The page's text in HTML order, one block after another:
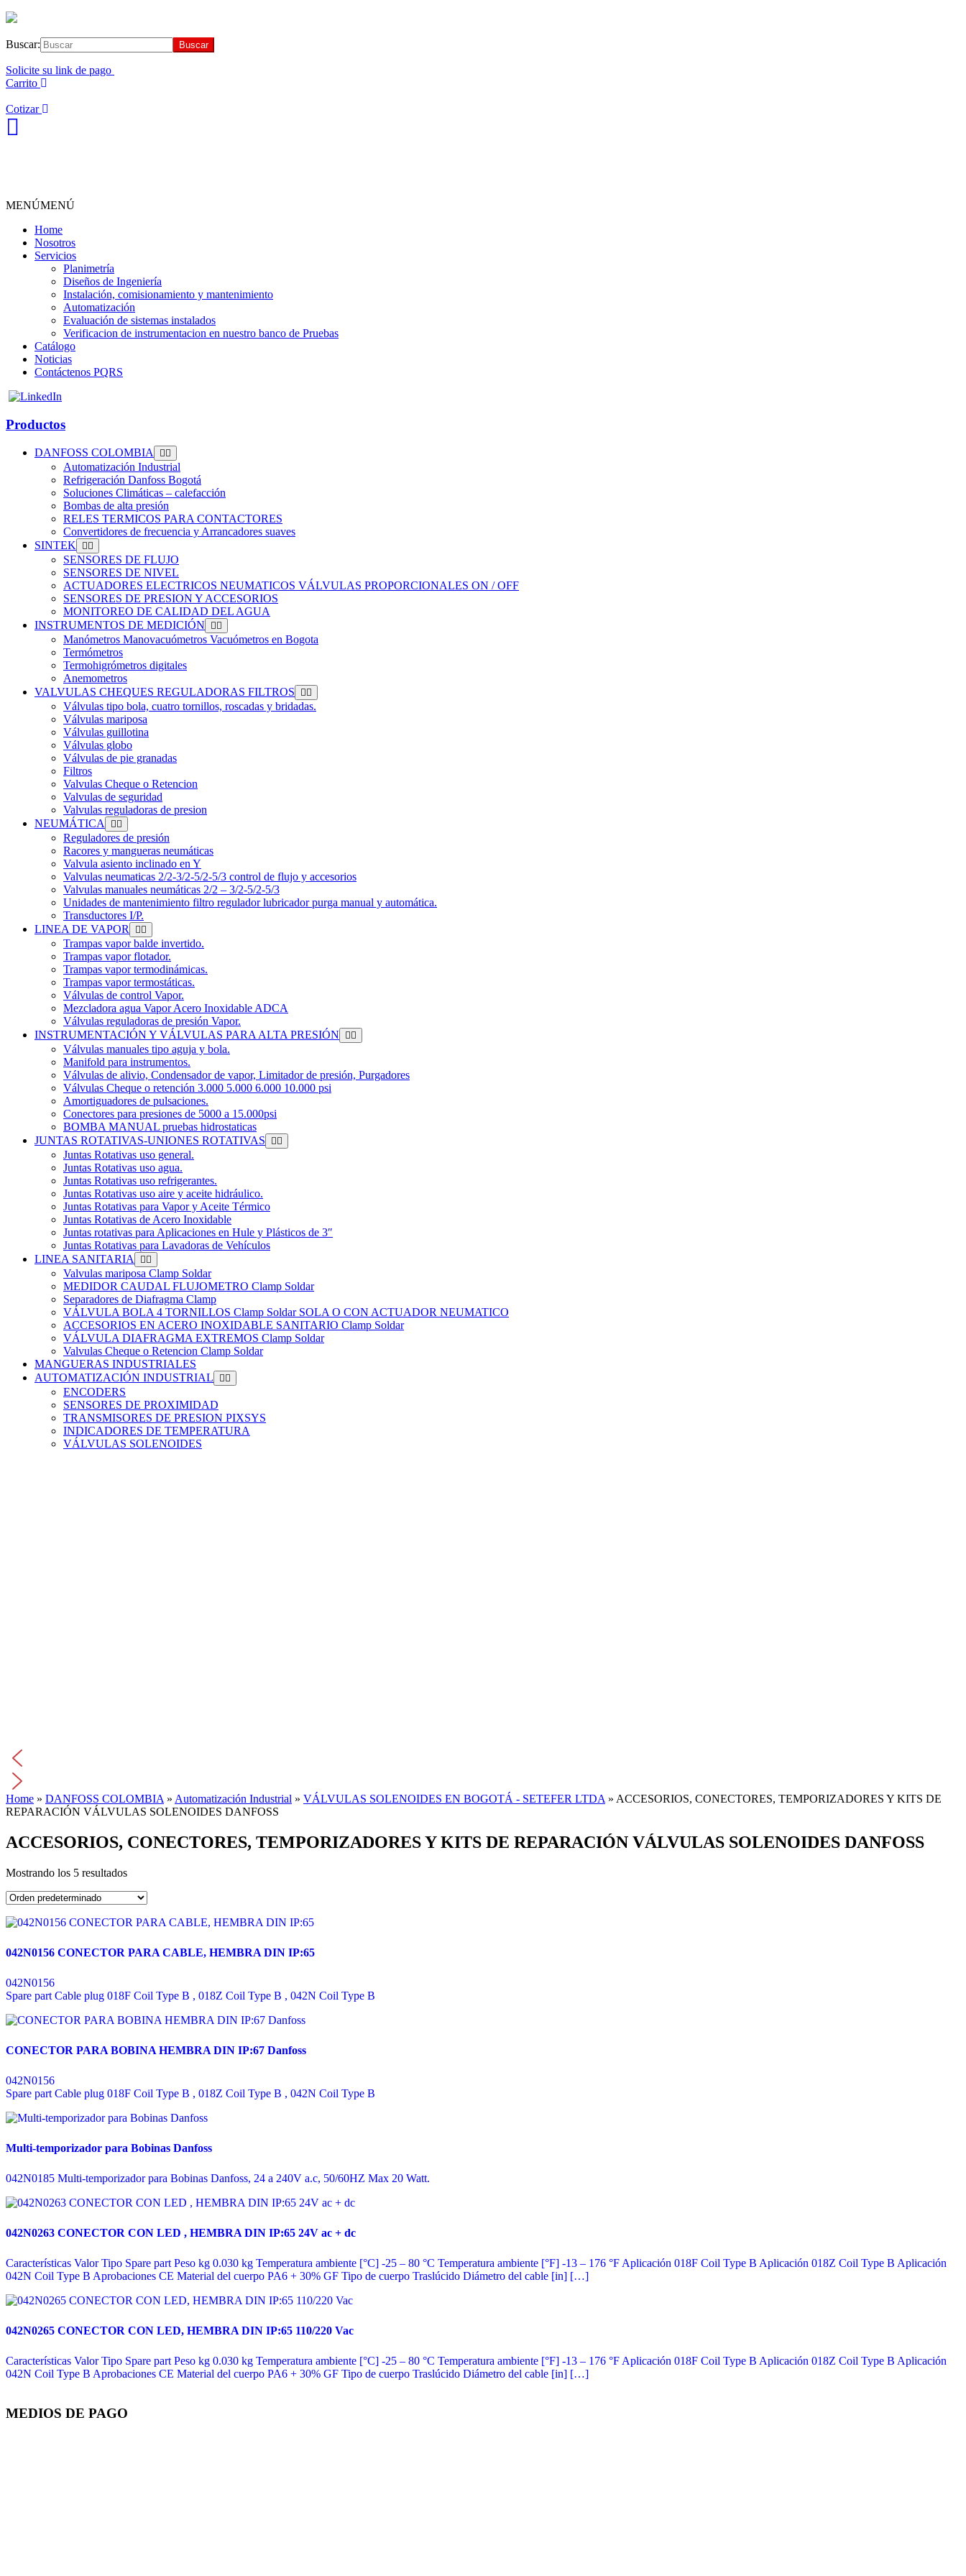
Buscar:
Solicite su link de pago
Carrito
Cotizar
MENÚMENÚ
Home
Nosotros
Servicios
Planimetría
Diseños de Ingeniería
Instalación, comisionamiento y mantenimiento
Automatización
Evaluación de sistemas instalados
Verificacion de instrumentacion en nuestro banco de Pruebas
Catálogo
Noticias
Contáctenos PQRS
Productos
DANFOSS COLOMBIA
Automatización Industrial
Refrigeración Danfoss Bogotá
Soluciones Climáticas – calefacción
Bombas de alta presión
RELES TERMICOS PARA CONTACTORES
Convertidores de frecuencia y Arrancadores suaves
SINTEK
SENSORES DE FLUJO
SENSORES DE NIVEL
ACTUADORES ELECTRICOS NEUMATICOS VÁLVULAS PROPORCIONALES ON / OFF
SENSORES DE PRESION Y ACCESORIOS
MONITOREO DE CALIDAD DEL AGUA
INSTRUMENTOS DE MEDICIÓN
Manómetros Manovacuómetros Vacuómetros en Bogota
Termómetros
Termohigrómetros digitales
Anemometros
VALVULAS CHEQUES REGULADORAS FILTROS
Válvulas tipo bola, cuatro tornillos, roscadas y bridadas.
Válvulas mariposa
Válvulas guillotina
Válvulas globo
Válvulas de pie granadas
Filtros
Valvulas Cheque o Retencion
Valvulas de seguridad
Valvulas reguladoras de presion
NEUMÁTICA
Reguladores de presión
Racores y mangueras neumáticas
Valvula asiento inclinado en Y
Valvulas neumaticas 2/2-3/2-5/2-5/3 control de flujo y accesorios
Valvulas manuales neumáticas 2/2 – 3/2-5/2-5/3
Unidades de mantenimiento filtro regulador lubricador purga manual y automática.
Transductores I/P.
LINEA DE VAPOR
Trampas vapor balde invertido.
Trampas vapor flotador.
Trampas vapor termodinámicas.
Trampas vapor termostáticas.
Válvulas de control Vapor.
Mezcladora agua Vapor Acero Inoxidable ADCA
Válvulas reguladoras de presión Vapor.
INSTRUMENTACIÓN Y VÁLVULAS PARA ALTA PRESIÓN
Válvulas manuales tipo aguja y bola.
Manifold para instrumentos.
Válvulas de alivio, Condensador de vapor, Limitador de presión, Purgadores
Válvulas Cheque o retención 3.000 5.000 6.000 10.000 psi
Amortiguadores de pulsaciones.
Conectores para presiones de 5000 a 15.000psi
BOMBA MANUAL pruebas hidrostaticas
JUNTAS ROTATIVAS-UNIONES ROTATIVAS
Juntas Rotativas uso general.
Juntas Rotativas uso agua.
Juntas Rotativas uso refrigerantes.
Juntas Rotativas uso aire y aceite hidráulico.
Juntas Rotativas para Vapor y Aceite Térmico
Juntas Rotativas de Acero Inoxidable
Juntas rotativas para Aplicaciones en Hule y Plásticos de 3″
Juntas Rotativas para Lavadoras de Vehículos
LINEA SANITARIA
Valvulas mariposa Clamp Soldar
MEDIDOR CAUDAL FLUJOMETRO Clamp Soldar
Separadores de Diafragma Clamp
VÁLVULA BOLA 4 TORNILLOS Clamp Soldar SOLA O CON ACTUADOR NEUMATICO
ACCESORIOS EN ACERO INOXIDABLE SANITARIO Clamp Soldar
VÁLVULA DIAFRAGMA EXTREMOS Clamp Soldar
Valvulas Cheque o Retencion Clamp Soldar
MANGUERAS INDUSTRIALES
AUTOMATIZACIÓN INDUSTRIAL
ENCODERS
SENSORES DE PROXIMIDAD
TRANSMISORES DE PRESION PIXSYS
INDICADORES DE TEMPERATURA
VÁLVULAS SOLENOIDES
Home » DANFOSS COLOMBIA» Automatización Industrial » VÁLVULAS SOLENOIDES EN BOGOTÁ - SETEFER LTDA» ACCESORIOS, CONECTORES, TEMPORIZADORES Y KITS DE
REPARACIÓN VÁLVULAS SOLENOIDES DANFOSS
ACCESORIOS, CONECTORES, TEMPORIZADORES Y KITS DE REPARACIÓN VÁLVULAS SOLENOIDES DANFOSS
Mostrando los 5 resultados
042N0156 CONECTOR PARA CABLE, HEMBRA DIN IP:65
042N0156
Spare part Cable plug 018F Coil Type B , 018Z Coil Type B , 042N Coil Type B
CONECTOR PARA BOBINA HEMBRA DIN IP:67 Danfoss
042N0156
Spare part Cable plug 018F Coil Type B , 018Z Coil Type B , 042N Coil Type B
Multi-temporizador para Bobinas Danfoss
042N0185 Multi-temporizador para Bobinas Danfoss, 24 a 240V a.c, 50/60HZ Max 20 Watt.
042N0263 CONECTOR CON LED , HEMBRA DIN IP:65 24V ac + dc
Características Valor Tipo Spare part Peso kg 0.030 kg Temperatura ambiente [°C] -25 – 80 °C Temperatura ambiente [°F] -13 – 176 °F Aplicación 018F Coil Type B Aplicación 018Z Coil Type B Aplicación
042N Coil Type B Aprobaciones CE Material del cuerpo PA6 + 30% GF Tipo de cuerpo Traslúcido Diámetro del cable [in] […]
042N0265 CONECTOR CON LED, HEMBRA DIN IP:65 110/220 Vac
Características Valor Tipo Spare part Peso kg 0.030 kg Temperatura ambiente [°C] -25 – 80 °C Temperatura ambiente [°F] -13 – 176 °F Aplicación 018F Coil Type B Aplicación 018Z Coil Type B Aplicación
042N Coil Type B Aprobaciones CE Material del cuerpo PA6 + 30% GF Tipo de cuerpo Traslúcido Diámetro del cable [in] […]
MEDIOS DE PAGO